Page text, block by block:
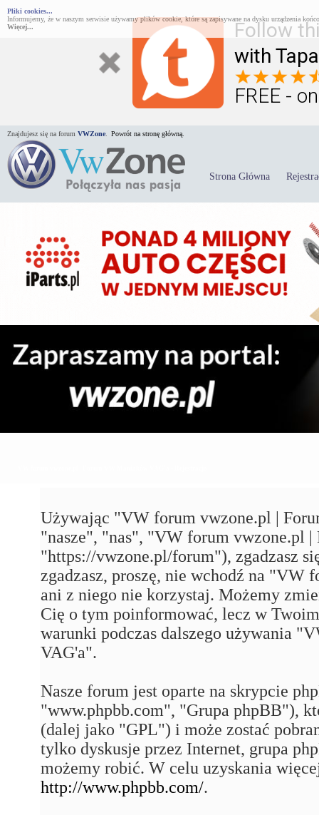
Follow
with
FREE -
Pliki cookies...
Informujemy, że w naszym serwisie używamy plików cookie, które są zapisywane na dysku urządzenia
Więcej...
Znajdujesz się na forum VWZone Powrót na stronę główną.
Strona Główna
Używając "VW forum vwzone.pl |
"nasze", "nas", "VW forum vwzone.pl
"https://vwzone.pl/forum"), zgadzasz
zgadzasz, proszę, nie wchodź na
ani z niego nie korzystaj. Możemy
Cię o tym poinformować, lecz w
warunki podczas dalszego używania
VAG'a".
Nasze forum jest oparte na skrypcie
"www.phpbb.com", "Grupa phpBB"),
(dalej jako "GPL") i może zostać
tylko dyskusje przez Internet, grupa
możemy robić. W celu uzyskania
http://www.phpbb.com/.